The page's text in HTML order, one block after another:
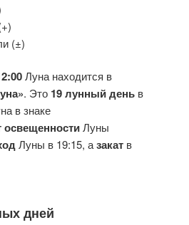
(±)
Луна находится в
. Это 19 лунный день в
в знаке
освещенностиЛуны
Луны в 19:15, азакат в
дней